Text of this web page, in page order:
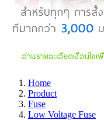
Home
Product
Fuse
Low Voltage Fuse